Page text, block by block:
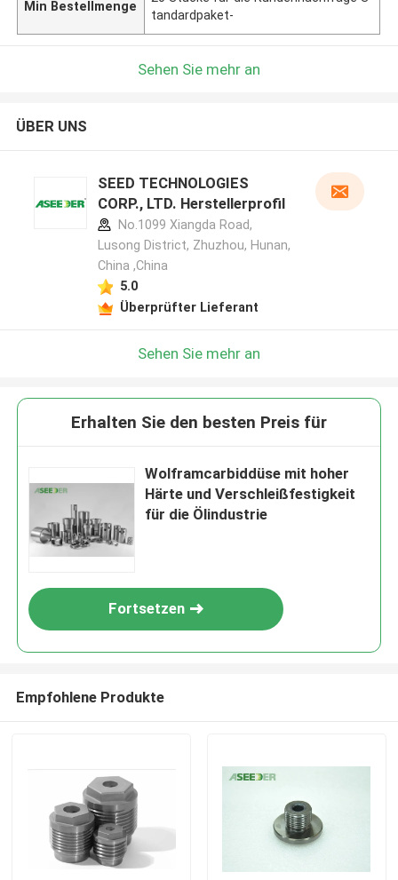
Min Bestellmenge
tandardpaket-
Sehen Sie mehr an
ÜBER UNS
SEED TECHNOLOGIES
CORP., LTD. Herstellerprofil
No.1099 Xiangda Road,
Lusong District, Zhuzhou, Hunan,
China ,China
5.0
Überprüfter Lieferant
Sehen Sie mehr an
Erhalten Sie den besten Preis für
Wolframcarbiddüse mit hoher
Härte und Verschleißfestigkeit
für die Ölindustrie
Fortsetzen
Empfohlene Produkte